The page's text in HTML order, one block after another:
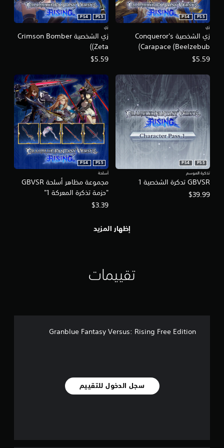
زي الشخصية Conqueror's
Carapace (Beelzebub)
PS5
PS4
زي
$5.59
زي الشخصية Crimson Bomber
(Zeta)
PS5
PS4
زي
$5.59
GBVSR تدكرة الشخصية 1
PS5
PS4
تذكرة الموسم
$39.99
مجموعة مظاهر أسلحة GBVSR
"حزمة تذكرة المعركة 1"
PS5
PS4
أسلحة
$3.39
إظهار المزيد
تقييمات
Granblue Fantasy Versus: Rising Free Edition
سجل الدخول للتقييم